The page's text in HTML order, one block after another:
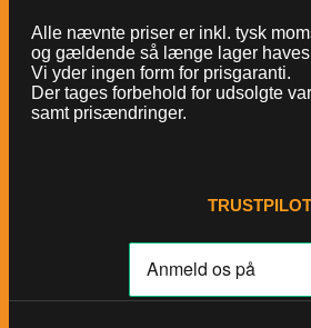
Alle nævnte priser er inkl. tysk
og gældende så længe lager
Vi yder ingen form for prisgaranti.
Der tages forbehold for udsolgte
samt prisændringer.
TRUSTPILOT